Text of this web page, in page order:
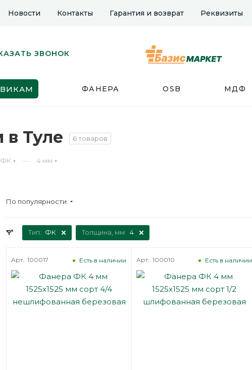
Новости Контакты Гарантия и возврат Реквизиты
ЗВОНОК
ФАНЕРА OSB МДФ
Туле 6 товаров
ФК — 4 мм
По популярности
Тип: ФК Толщина, мм: 4
Есть в наличии
Арт.: 100017 Есть в наличии
Арт.: 100010